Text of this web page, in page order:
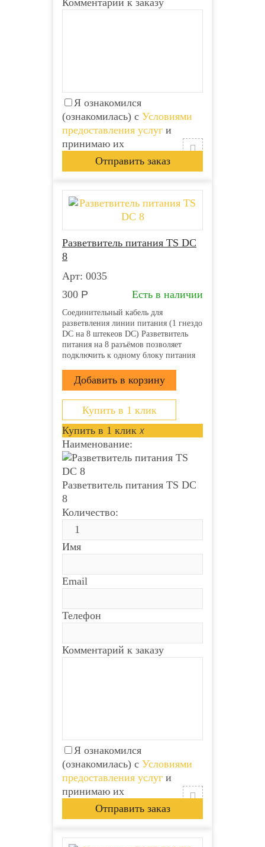
Я ознакомился
(ознакомилась) с Условиями
предоставления услуг и
принимаю их
Разветвитель питания TS DC
8
Арт: 0035
300 Р Есть в наличии
Соединительный кабель для
разветвления линии питания (1 гнездо
DC на 8 штекеов DC) Разветвитель
питания на 8 разъёмов позволяет
подключить к одному блоку питания
Вход: Гнездо питания DC типа «мама»
(внутренний контакт 2.1 мм) Выход: 8
штекеров питания DC...
Купить в 1 клик
Купить в 1 клик x
Наименование:
Разветвитель питания TS DC
8
Количество:
Имя
Email
Телефон
Комментарий к заказу
Я ознакомился
(ознакомилась) с Условиями
предоставления услуг и
принимаю их